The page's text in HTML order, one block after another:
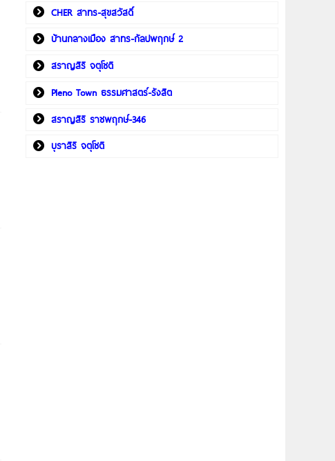
CHER สาทร-สุขสวัสดิ์
บ้านกลางเมือง สาทร-กัลปพฤกษ์ 2
สราญสิริ จตุโชติ
Pleno Town ธรรมศาสตร์-รังสิต
สราญสิริ ราชพฤกษ์-346
บุราสิริ จตุโชติ